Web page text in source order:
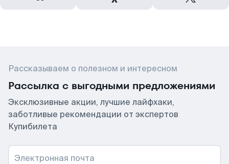
Рассказываем о полезном и интересном
Рассылка с выгодными предложениями
Эксклюзивные акции, лучшие лайфхаки,
заботливые рекомендации от экспертов
Купибилета
Электронная почта